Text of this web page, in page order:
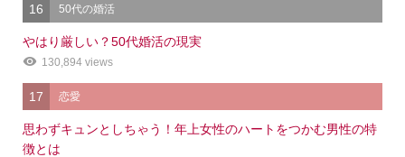
16 50代の婚活
やはり厳しい？50代婚活の現実
130,894 views
17 恋愛
思わずキュンとしちゃう！年上女性のハートをつかむ男性の特
徴とは